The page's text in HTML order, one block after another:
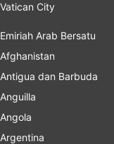
Vatican City
Emiriah Arab Bersatu
Afghanistan
Antigua dan Barbuda
Anguilla
Angola
Argentina